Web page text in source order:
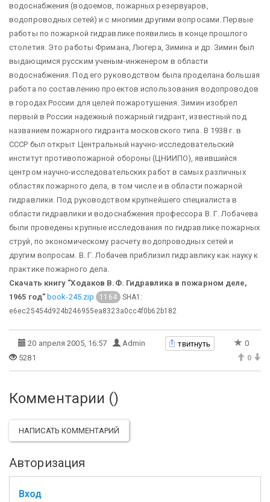
водоснабжения (водоемов, пожарных резервуаров,
водопроводных сетей) и с многими другими вопросами. Первые
работы по пожарной гидравлике появились в конце прошлого
столетия. Это работы Фримана, Люгера, Зимина и др. Зимин был
выдающимся русским ученым-инженером в области
водоснабжения. Под его руководством была проделана большая
работа по составлению проектов использования водопроводов
в городах России для целей пожаротушения. Зимин изобрел
первый в России надежный пожарный гидрант, известный под
названием пожарного гидранта московского типа. В 1938 г. в
СССР был открыт Центральный научно-исследовательский
институт противопожарной обороны (ЦНИИПО), явившийся
центром научно-исследовательских работ в самых различных
областях пожарного дела, в том числе и в области пожарной
гидравлики. Под руководством крупнейшего специалиста в
области гидравлики и водоснабжения профессора В. Г. Лобачева
были проведены крупные исследования по гидравлике пожарных
струй, по экономическому расчету водопроводных сетей и
другим вопросам. В. Г. Лобачев приблизил гидравлику как науку к
практике пожарного дела.
Скачать книгу "Ходаков В.Ф. Гидравлика в пожарном деле,
1965 год" book-245.zip 1164
SHA1:
e6ec25454d924b246955ea8323a0cc4f0b62b182
20 апреля 2005, 16:57 Admin твитнуть
0
5281
0
Комментарии ()
НАПИСАТЬ КОММЕНТАРИЙ
Авторизация
Вход